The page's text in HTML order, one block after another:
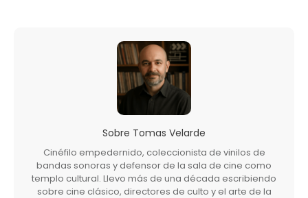
Sobre Tomas Velarde
Cinéfilo empedernido, coleccionista de vinilos de
bandas sonoras y defensor de la sala de cine como
templo cultural. Llevo más de una década escribiendo
sobre cine clásico, directores de culto y el arte de la